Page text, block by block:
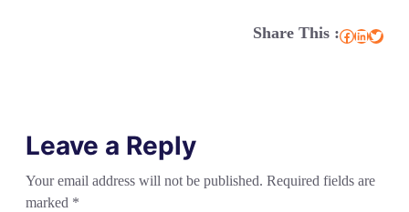
Share This :Facebook LinkedIn Twitter
Leave a Reply
Your email address will not be published. Required fields are
marked *